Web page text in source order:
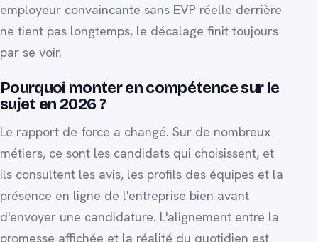
employeur convaincante sans EVP réelle derrière
ne tient pas longtemps, le décalage finit toujours
par se voir.
Pourquoi monter en compétence sur le
sujet en 2026 ?
Le rapport de force a changé. Sur de nombreux
métiers, ce sont les candidats qui choisissent, et
ils consultent les avis, les profils des équipes et la
présence en ligne de l'entreprise bien avant
d'envoyer une candidature. L'alignement entre la
promesse affichée et la réalité du quotidien est